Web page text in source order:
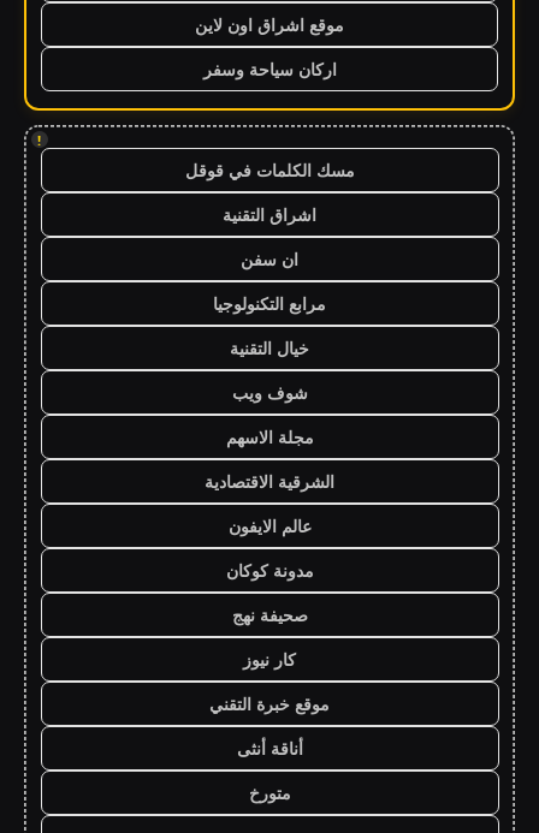
موقع اشراق اون لاين
اركان سياحة وسفر
!
مسك الكلمات في قوقل
اشراق التقنية
ان سفن
مرابع التكنولوجيا
خيال التقنية
شوف ويب
مجلة الاسهم
الشرقية الاقتصادية
عالم الايفون
مدونة كوكان
صحيفة نهج
كار نيوز
موقع خبرة التقني
أناقة أنثى
متورخ